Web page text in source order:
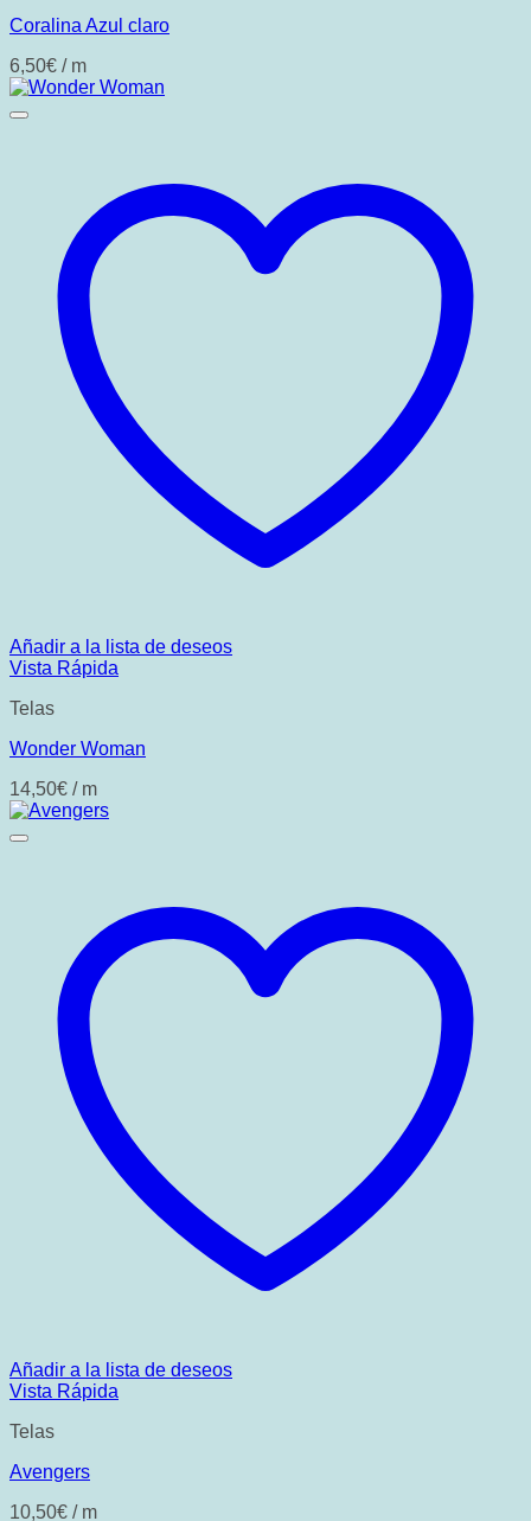
Coralina Azul claro
6,50€ / m
Añadir a la lista de deseos
Vista Rápida
Telas
Wonder Woman
14,50€ / m
Añadir a la lista de deseos
Vista Rápida
Telas
Avengers
10,50€ / m